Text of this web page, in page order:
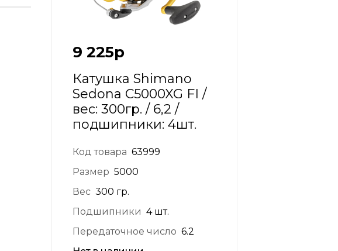
9 225р
Катушка Shimano
Sedona C5000XG FI /
вес: 300гр. / 6,2 /
подшипники: 4шт.
Код товара 63999
Размер 5000
Вес 300 гр.
Подшипники 4 шт.
Передаточное число 6.2